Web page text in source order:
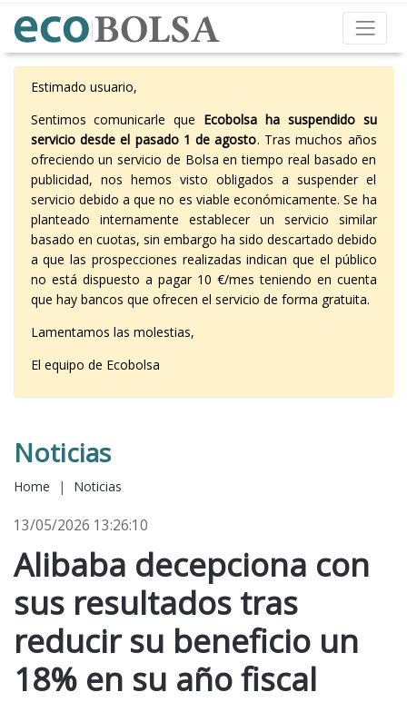
Estimado usuario,
Sentimos comunicarle que Ecobolsa ha suspendido su
servicio desde el pasado 1 de agosto. Tras muchos años
ofreciendo un servicio de Bolsa en tiempo real basado en
publicidad, nos hemos visto obligados a suspender el
servicio debido a que no es viable económicamente. Se ha
planteado internamente establecer un servicio similar
basado en cuotas, sin embargo ha sido descartado debido
a que las prospecciones realizadas indican que el público
no está dispuesto a pagar 10 €/mes teniendo en cuenta
que hay bancos que ofrecen el servicio de forma gratuita.
Lamentamos las molestias,
El equipo de Ecobolsa
Noticias
Home | Noticias
13/05/2026 13:26:10
Alibaba decepciona con
sus resultados tras
reducir su beneficio un
18% en su año fiscal